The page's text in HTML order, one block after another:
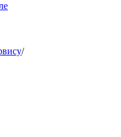
/